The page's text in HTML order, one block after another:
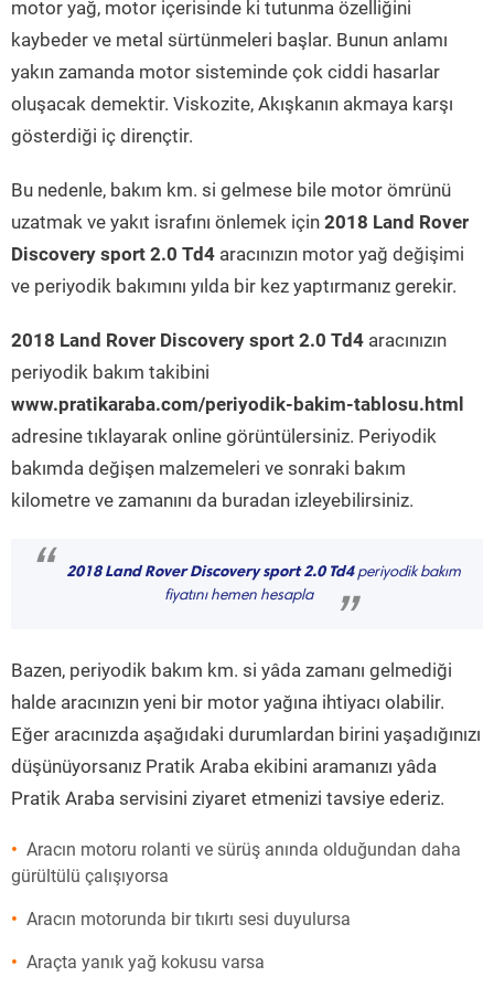
motor yağ, motor içerisinde ki tutunma özelliğini
kaybeder ve metal sürtünmeleri başlar. Bunun anlamı
yakın zamanda motor sisteminde çok ciddi hasarlar
oluşacak demektir. Viskozite, Akışkanın akmaya karşı
gösterdiği iç dirençtir.
Bu nedenle, bakım km. si gelmese bile motor ömrünü
uzatmak ve yakıt israfını önlemek için 2018 Land Rover
Discovery sport 2.0 Td4 aracınızın motor yağ değişimi
ve periyodik bakımını yılda bir kez yaptırmanız gerekir.
2018 Land Rover Discovery sport 2.0 Td4 aracınızın
periyodik bakım takibini
www.pratikaraba.com/periyodik-bakim-tablosu.html
adresine tıklayarak online görüntülersiniz. Periyodik
bakımda değişen malzemeleri ve sonraki bakım
kilometre ve zamanını da buradan izleyebilirsiniz.
“ 2018 Land Rover Discovery sport 2.0 Td4periyodik bakım
fiyatını hemen hesapla
”
Bazen, periyodik bakım km. si yâda zamanı gelmediği
halde aracınızın yeni bir motor yağına ihtiyacı olabilir.
Eğer aracınızda aşağıdaki durumlardan birini yaşadığınızı
düşünüyorsanız Pratik Araba ekibini aramanızı yâda
Pratik Araba servisini ziyaret etmenizi tavsiye ederiz.
Aracın motoru rolanti ve sürüş anında olduğundan daha
gürültülü çalışıyorsa
Aracın motorunda bir tıkırtı sesi duyulursa
Araçta yanık yağ kokusu varsa